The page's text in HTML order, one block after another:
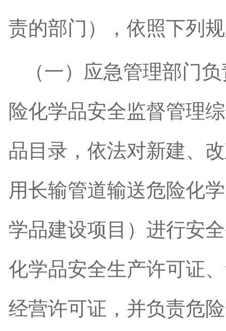
责的部门），依照下列
（一）应急管理部门
险化学品安全监督管理
品目录，依法对新建、
用长输管道输送危险化
学品建设项目）进行安
化学品安全生产许可证
经营许可证，并负责危